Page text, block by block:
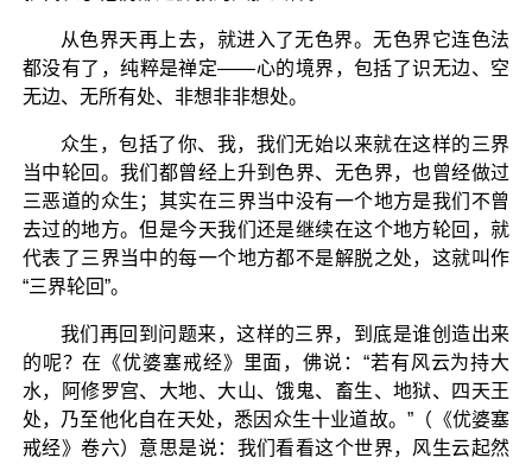
从色界天再上去，就进入了无色界。无色界它连色法
都没有了，纯粹是禅定——心的境界，包括了识无边、空
无边、无所有处、非想非非想处。
众生，包括了你、我，我们无始以来就在这样的三界
当中轮回。我们都曾经上升到色界、无色界，也曾经做过
三恶道的众生；其实在三界当中没有一个地方是我们不曾
去过的地方。但是今天我们还是继续在这个地方轮回，就
代表了三界当中的每一个地方都不是解脱之处，这就叫作
“三界轮回”。
我们再回到问题来，这样的三界，到底是谁创造出来
的呢？在《优婆塞戒经》里面，佛说：“若有风云为持大
水，阿修罗宫、大地、大山、饿鬼、畜生、地狱、四天王
处，乃至他化自在天处，悉因众生十业道故。”（《优婆塞
戒经》卷六）意思是说：我们看看这个世界，风生云起然